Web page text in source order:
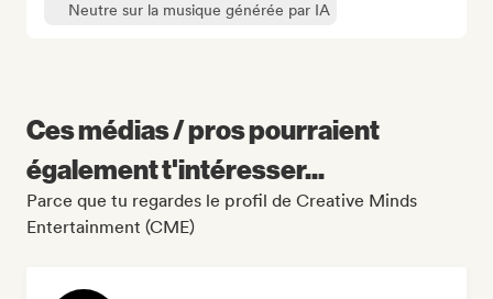
Neutre sur la musique générée par IA
Ces médias / pros pourraient
également t'intéresser...
Parce que tu regardes le profil de Creative Minds
Entertainment (CME)